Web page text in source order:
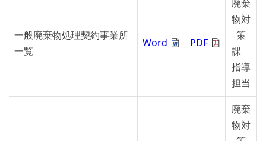
一般廃棄物処理契約事業所
一覧
Word PDF
廃棄
物対
策
課
指導
担当
廃棄
物対